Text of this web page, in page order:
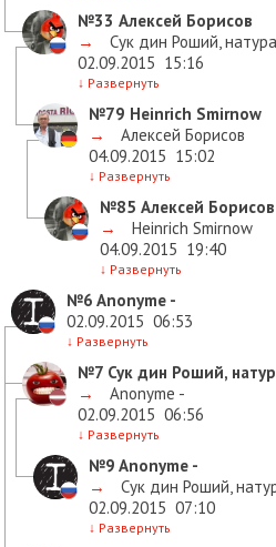
№33 Алексей Борисов
→
Сук дин Роший,
02.09.2015 15:16
↓ Развернуть
№79 Heinrich Smirnow
→
Алексей Борисов
04.09.2015 15:02
↓ Развернуть
№85 Алексей Борисов
→
Heinrich Smirnow
04.09.2015 19:40
↓ Развернуть
№6 Anonyme -
02.09.2015 06:53
↓ Развернуть
№7 Сук дин Роший,
→
Anonyme -
02.09.2015 06:56
↓ Развернуть
№9 Anonyme -
→
Сук дин Роший,
02.09.2015 07:10
↓ Развернуть